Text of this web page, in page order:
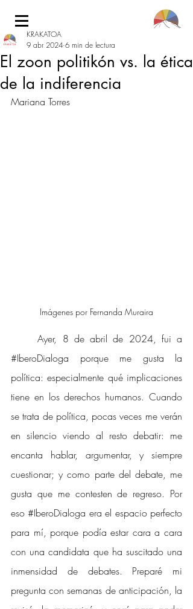
El zoon politikón vs. la ética
de la indiferencia
KRAKATOA
9 abr 2024 6 min de lectura
Mariana Torres
Imágenes por Fernanda Muraira
#IberoDialoga porque me gusta la
política: especialmente qué implicaciones
tiene en los derechos humanos. Cuando
se trata de política, pocas veces me verán
en silencio viendo al resto debatir: me
encanta hablar, argumentar, y siempre
cuestionar; y como parte del debate, me
gusta que me contesten de regreso. Por
eso #IberoDialoga era el espacio perfecto
para mí, porque podía estar cara a cara
con una candidata que ha suscitado una
inmensidad de debates. Preparé mi
pregunta con semanas de anticipación, la